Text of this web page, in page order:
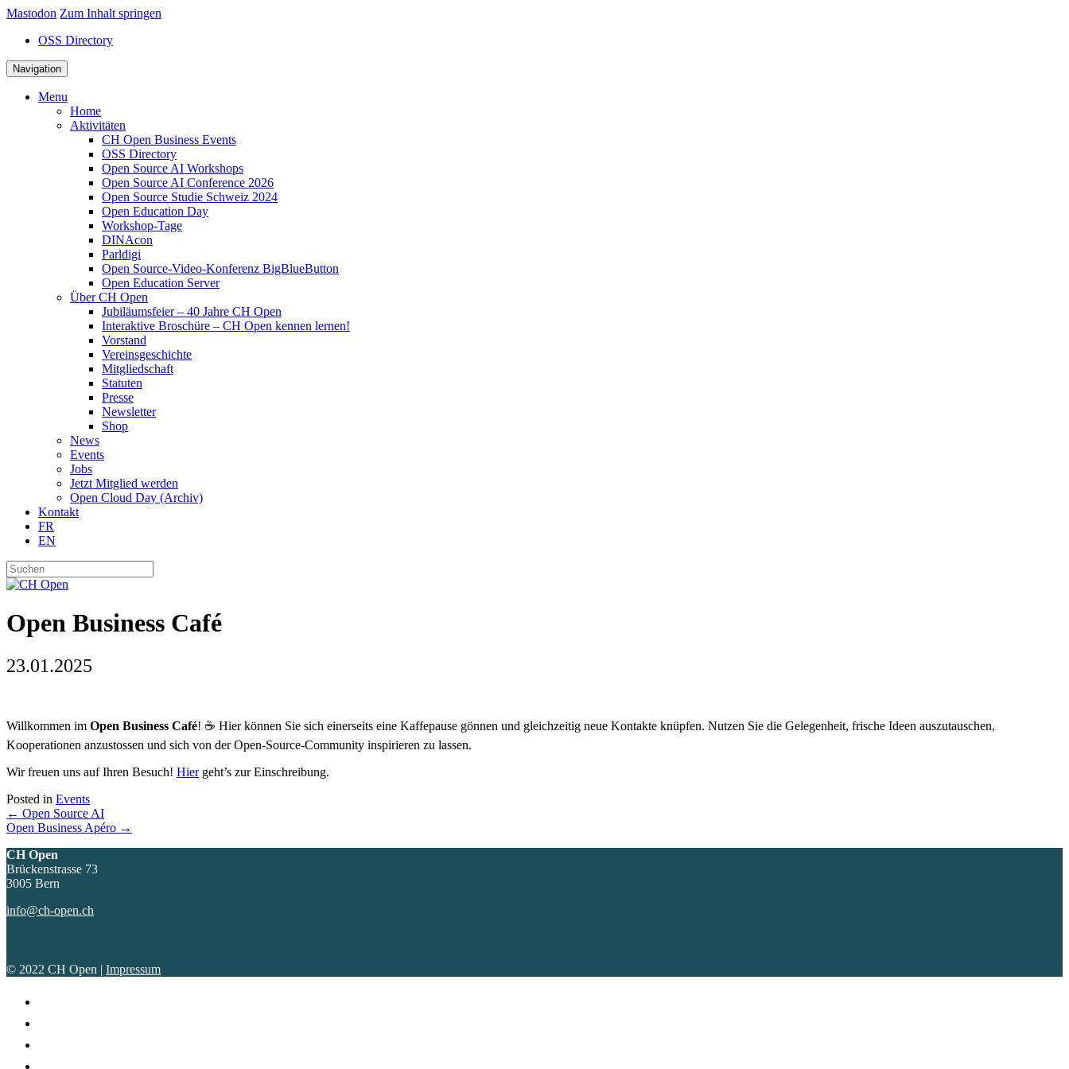
Mastodon Zum Inhalt springen
OSS Directory
Navigation
Menu
Home
Aktivitäten
CH Open Business Events
OSS Directory
Open Source AI Workshops
Open Source AI Conference 2026
Open Source Studie Schweiz 2024
Open Education Day
Workshop-Tage
DINAcon
Parldigi
Open Source-Video-Konferenz BigBlueButton
Open Education Server
Über CH Open
Jubiläumsfeier – 40 Jahre CH Open
Interaktive Broschüre – CH Open kennen lernen!
Vorstand
Vereinsgeschichte
Mitgliedschaft
Statuten
Presse
Newsletter
Shop
News
Events
Jobs
Jetzt Mitglied werden
Open Cloud Day (Archiv)
Kontakt
FR
EN
Open Business Café
23.01.2025
Willkommen im Open Business Café! ☕ Hier können Sie sich einerseits eine Kaffepause gönnen und gleichzeitig neue Kontakte knüpfen. Nutzen Sie die Gelegenheit, frische Ideen auszutauschen,
Kooperationen anzustossen und sich von der Open-Source-Community inspirieren zu lassen.
Wir freuen uns auf Ihren Besuch! Hiergeht’s zur Einschreibung.
Posted in Events
Posts
navigation
← Open Source AI
Open Business Apéro →
CH Open
Brückenstrasse 73
3005 Bern
info@ch-open.ch
© 2022 CH Open | Impressum